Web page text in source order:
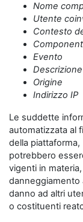
Nome
Utente
Contesto
Evento
Descrizione
Origine
Indirizzo IP
Le suddette
automatizzata al
della
potrebbero
vigenti in
danneggiamento
danno ad altri
o costituenti